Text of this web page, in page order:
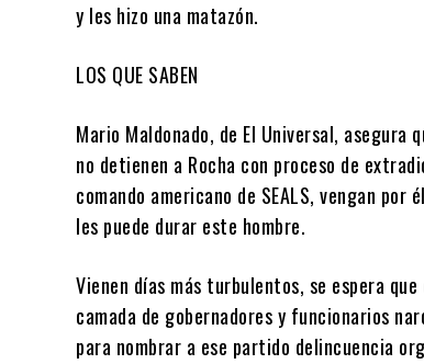
y les hizo una matazón.
LOS QUE SABEN
Mario Maldonado, de El Universal, asegura
no detienen a Rocha con proceso de
comando americano de SEALS, vengan
les puede durar este hombre.
Vienen días más turbulentos, se espera
camada de gobernadores y funcionarios
para nombrar a ese partido delincuencia